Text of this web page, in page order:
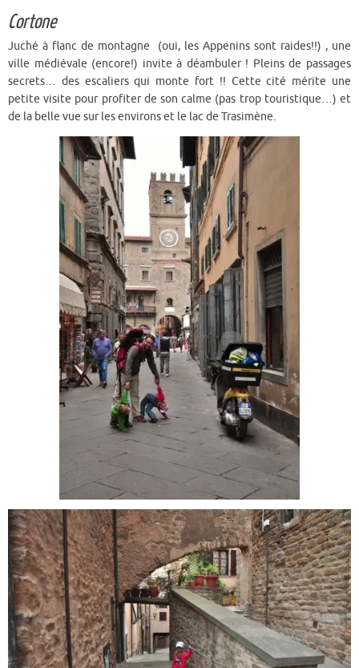
Cortone
Juché à flanc de montagne (oui, les Appenins sont raides!!) , une
ville médiévale (encore!) invite à déambuler ! Pleins de passages
secrets… des escaliers qui monte fort !! Cette cité mérite une
petite visite pour profiter de son calme (pas trop touristique…) et
de la belle vue sur les environs et le lac de Trasimène.